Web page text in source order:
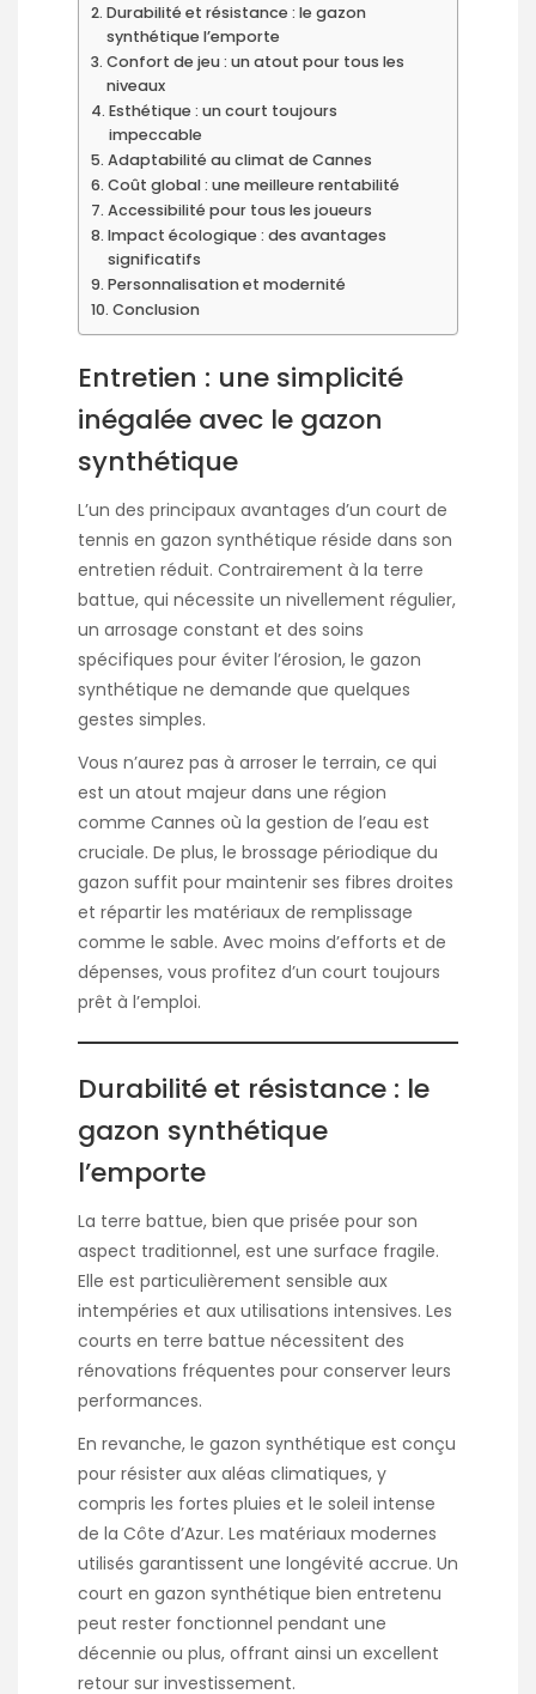
Durabilité et résistance : le gazon
synthétique l’emporte
Confort de jeu : un atout pour tous les
niveaux
Esthétique : un court toujours
impeccable
Adaptabilité au climat de Cannes
Coût global : une meilleure rentabilité
Accessibilité pour tous les joueurs
Impact écologique : des avantages
significatifs
Personnalisation et modernité
Conclusion
Entretien : une simplicité
inégalée avec le gazon
synthétique
L’un des principaux avantages d’un court de
tennis en gazon synthétique réside dans son
entretien réduit. Contrairement à la terre
battue, qui nécessite un nivellement régulier,
un arrosage constant et des soins
spécifiques pour éviter l’érosion, le gazon
synthétique ne demande que quelques
gestes simples.
Vous n’aurez pas à arroser le terrain, ce qui
est un atout majeur dans une région
comme Cannes où la gestion de l’eau est
cruciale. De plus, le brossage périodique du
gazon suffit pour maintenir ses fibres droites
et répartir les matériaux de remplissage
comme le sable. Avec moins d’efforts et de
dépenses, vous profitez d’un court toujours
prêt à l’emploi.
Durabilité et résistance : le
gazon synthétique
l’emporte
La terre battue, bien que prisée pour son
aspect traditionnel, est une surface fragile.
Elle est particulièrement sensible aux
intempéries et aux utilisations intensives. Les
courts en terre battue nécessitent des
rénovations fréquentes pour conserver leurs
performances.
En revanche, le gazon synthétique est conçu
pour résister aux aléas climatiques, y
compris les fortes pluies et le soleil intense
de la Côte d’Azur. Les matériaux modernes
utilisés garantissent une longévité accrue. Un
court en gazon synthétique bien entretenu
peut rester fonctionnel pendant une
décennie ou plus, offrant ainsi un excellent
retour sur investissement.